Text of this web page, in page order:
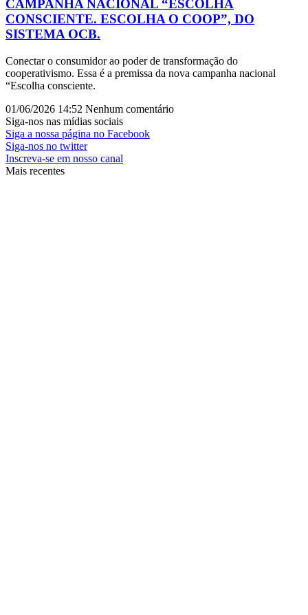
CAMPANHA NACIONAL “ESCOLHA
CONSCIENTE. ESCOLHA O COOP”, DO
SISTEMA OCB.
Conectar o consumidor ao poder de transformação do
cooperativismo. Essa é a premissa da nova campanha nacional
“Escolha consciente.
01/06/2026 14:52 Nenhum comentário
Siga-nos nas mídias sociais
Siga a nossa página no Facebook
Siga-nos no twitter
Inscreva-se em nosso canal
Mais recentes